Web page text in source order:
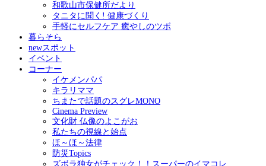
和歌山市保健所だより
タニタに聞く! 健康づくり
手軽にセルフケア 癒やしのツボ
暮らそら
newスポット
イベント
コーナー
イケメンパパ
キラリママ
ちまたで話題のスグレMONO
Cinema Preview
文化財 仏像のよこがお
私たちの視線と始点
ほ～ほ～法律
防災Topics
ズボラ独女がチェック！！スーパーのイマコレ